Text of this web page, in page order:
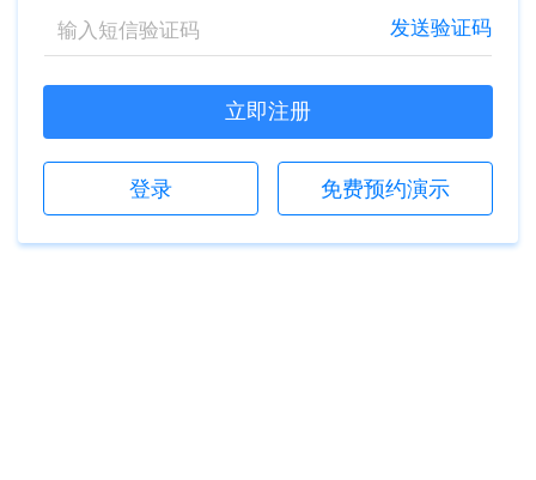
发送验证码
立即注册
登录 免费预约演示